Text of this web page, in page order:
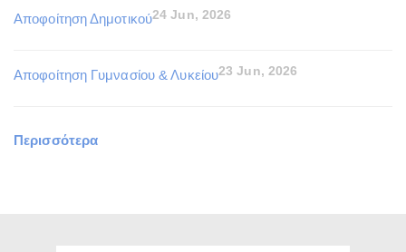
Αποφοίτηση Δημοτικού24 Jun, 2026
Αποφοίτηση Γυμνασίου & Λυκείου23 Jun, 2026
Περισσότερα